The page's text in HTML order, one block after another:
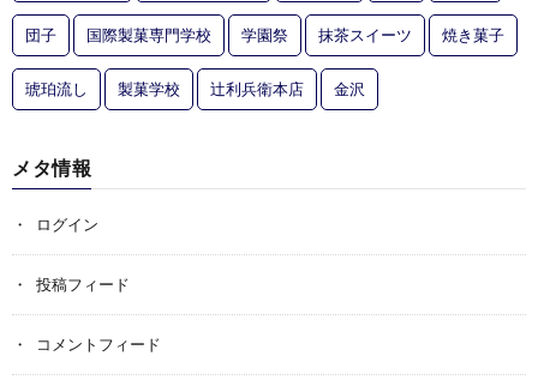
団子 国際製菓専門学校 学園祭 抹茶スイーツ 焼き菓子
琥珀流し 製菓学校 辻利兵衛本店 金沢
メタ情報
ログイン
投稿フィード
コメントフィード